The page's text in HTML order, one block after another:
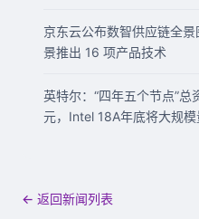
京东云公布数智供应链全
景推出 16 项产品技术
英特尔：“四年五个节点”
元，Intel 18A年底将大规模
← 返回新闻列表